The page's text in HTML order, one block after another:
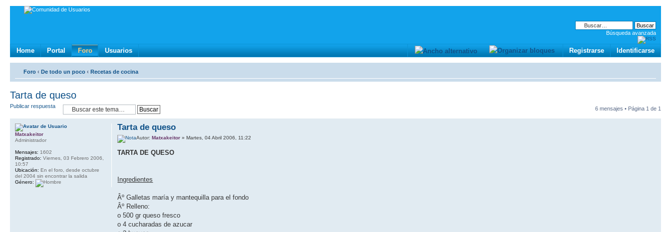
Búsqueda avanzada
Home Portal Foro Usuarios Identificarse
Registrarse
Foro ‹ De todo un poco ‹ Recetas de cocina
Tarta de queso
Publicar respuesta 6 mensajes • Página 1 de 1
Tarta de queso
Autor:Matxakeitor » Martes, 04 Abril 2006, 11:22
TARTA DE QUESO
Ingredientes
Âº Galletas marí­a y mantequilla para el fondo
Âº Relleno:
o 500 gr queso fresco
o 4 cucharadas de azucar
Matxakeitor
Administrador
Mensajes: 1602
Registrado: Viernes, 03 Febrero 2006,
10:57
Ubicación: En el foro, desde octubre
del 2004 sin encontrar la salida
Género: